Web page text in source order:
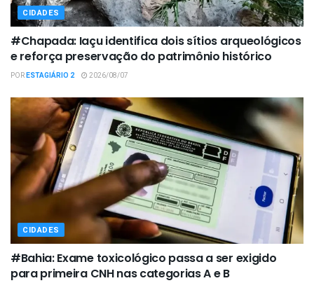
CIDADES
#Chapada: Iaçu identifica dois sítios arqueológicos
e reforça preservação do patrimônio histórico
PORESTAGIÁRIO 2 2026/08/07
CIDADES
#Bahia: Exame toxicológico passa a ser exigido
para primeira CNH nas categorias A e B